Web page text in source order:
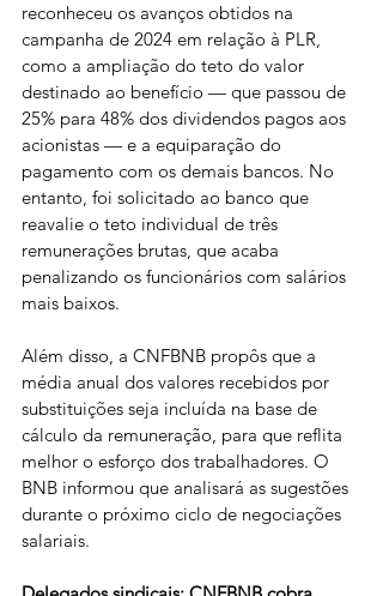
reconheceu os avanços obtidos na
campanha de 2024 em relação à PLR,
como a ampliação do teto do valor
destinado ao benefício — que passou de
25% para 48% dos dividendos pagos aos
acionistas — e a equiparação do
pagamento com os demais bancos. No
entanto, foi solicitado ao banco que
reavalie o teto individual de três
remunerações brutas, que acaba
penalizando os funcionários com salários
mais baixos.
Além disso, a CNFBNB propôs que a
média anual dos valores recebidos por
substituições seja incluída na base de
cálculo da remuneração, para que reflita
melhor o esforço dos trabalhadores. O
BNB informou que analisará as sugestões
durante o próximo ciclo de negociações
salariais.